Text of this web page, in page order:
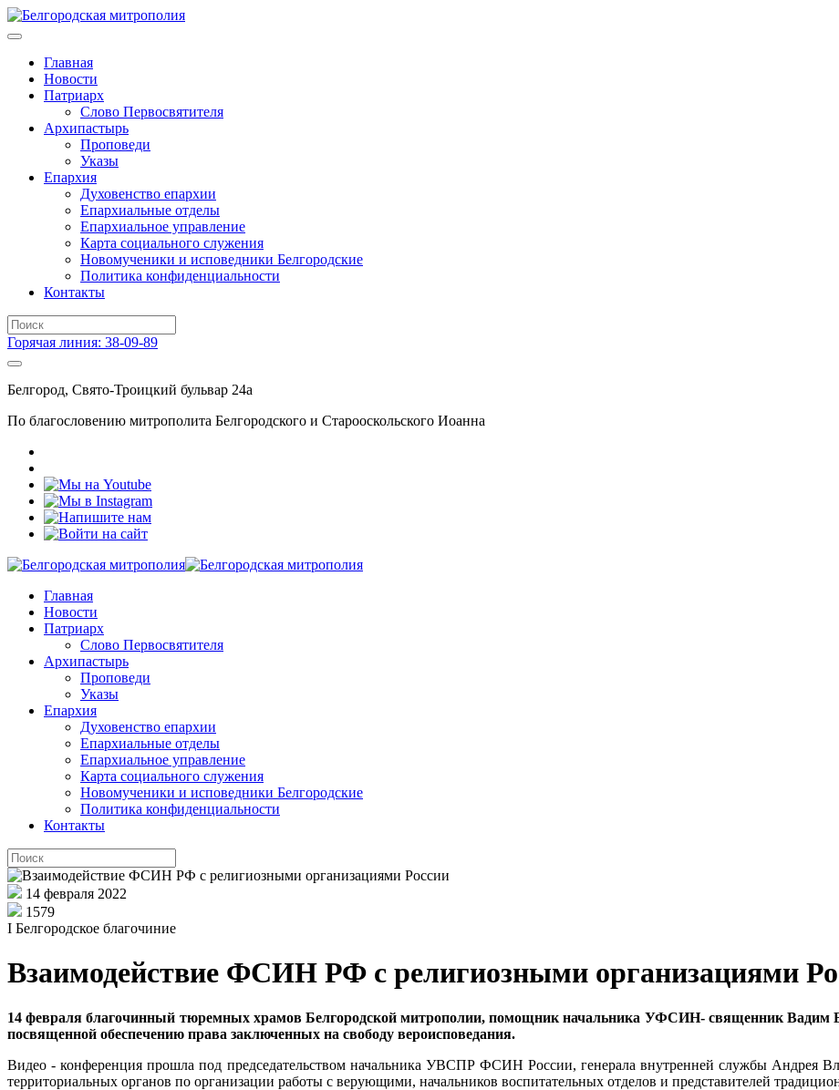
Главная
Новости
Патриарх
Слово Первосвятителя
Архипастырь
Проповеди
Указы
Епархия
Духовенство епархии
Епархиальные отделы
Епархиальное управление
Карта социального служения
Новомученики и исповедники Белгородские
Политика конфиденциальности
Контакты
Горячая линия: 38-09-89
Белгород, Свято-Троицкий бульвар 24а
По благословению митрополита Белгородского и Старооскольского Иоанна
Главная
Новости
Патриарх
Слово Первосвятителя
Архипастырь
Проповеди
Указы
Епархия
Духовенство епархии
Епархиальные отделы
Епархиальное управление
Карта социального служения
Новомученики и исповедники Белгородские
Политика конфиденциальности
Контакты
14 февраля 2022
1579
I Белгородское благочиние
Взаимодействие ФСИН РФ с религиозными организациями
14 февраля благочинный тюремных храмов Белгородской митрополии, помощник начальника УФСИН- священник Вадим
посвященной обеспечению права заключенных на свободу вероисповедания.
Видео - конференция прошла под председательством начальника УВСПР ФСИН России, генерала внутренней службы Андрея
территориальных органов по организации работы с верующими, начальников воспитательных отделов и представителей